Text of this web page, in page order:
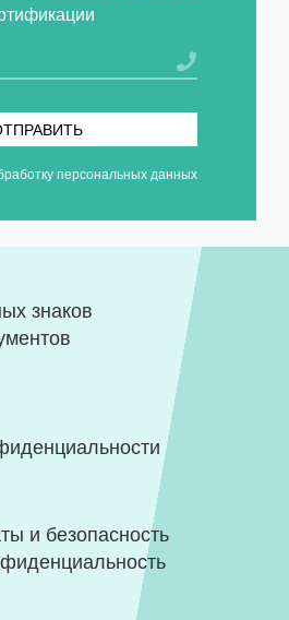
персональных данных
знаков
и безопасность